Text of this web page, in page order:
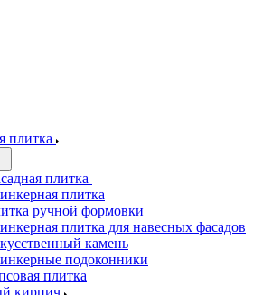
плитка
плитка
плитка
ручной формовки
плитка для навесных фасадов
камень
подоконники
плитка
кирпич